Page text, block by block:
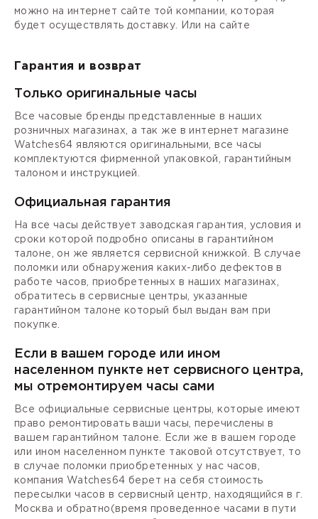
можно на интернет сайте той компании, которая
будет осуществлять доставку. Или на сайте
Гарантия и возврат
Только оригинальные часы
Все часовые бренды представленные в наших
розничных магазинах, а так же в интернет магазине
Watches64 являются оригинальными, все часы
комплектуются фирменной упаковкой, гарантийным
талоном и инструкцией.
Официальная гарантия
На все часы действует заводская гарантия, условия и
сроки которой подробно описаны в гарантийном
талоне, он же является сервисной книжкой. В случае
поломки или обнаружения каких-либо дефектов в
работе часов, приобретенных в наших магазинах,
обратитесь в сервисные центры, указанные
гарантийном талоне который был выдан вам при
покупке.
Если в вашем городе или ином
населенном пункте нет сервисного центра,
мы отремонтируем часы сами
Все официальные сервисные центры, которые имеют
право ремонтировать ваши часы, перечислены в
вашем гарантийном талоне. Если же в вашем городе
или ином населенном пункте таковой отсутствует, то
в случае поломки приобретенных у нас часов,
компания Watches64 берет на себя стоимость
пересылки часов в сервисный центр, находящийся в г.
Москва и обратно(время проведенное часами в пути